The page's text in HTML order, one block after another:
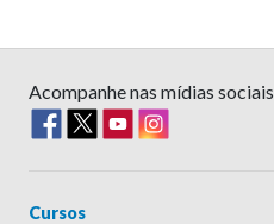
Acompanhe nas mídias sociais
Cursos